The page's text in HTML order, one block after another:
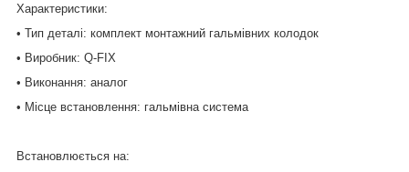
Характеристики:
• Тип деталі: комплект монтажний гальмівних колодок
• Виробник: Q-FIX
• Виконання: аналог
• Місце встановлення: гальмівна система
Встановлюється на: